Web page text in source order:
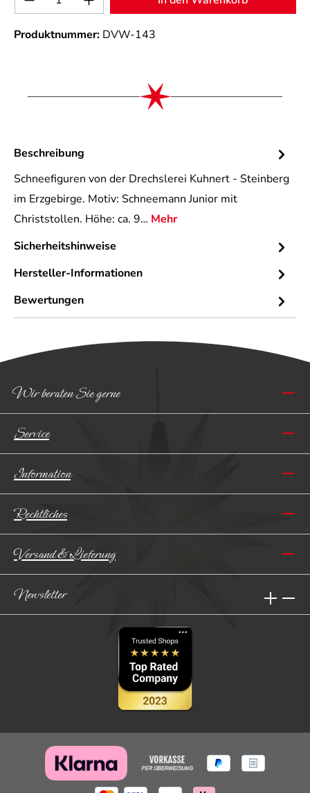
Produktnummer: DVW-143
Beschreibung
Schneefiguren von der Drechslerei Kuhnert - Steinberg
im Erzgebirge. Motiv: Schneemann Junior mit
Christstollen. Höhe: ca. 9… Mehr
Sicherheitshinweise
Hersteller-Informationen
Bewertungen
Wir beraten Sie gerne
Service
Information
Rechtliches
Versand & Lieferung
Newsletter